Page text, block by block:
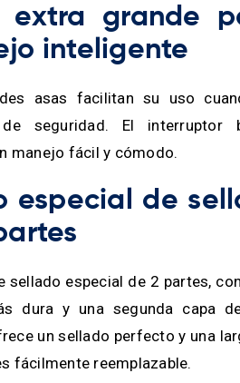
extra grande
inteligente
asas facilitan su uso
seguridad. El interruptor
manejo fácil y cómodo.
especial de
sellado especial de 2 partes,
dura y una segunda capa
un sellado perfecto y una
fácilmente reemplazable.